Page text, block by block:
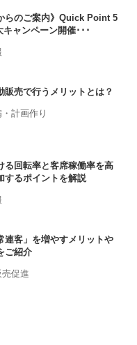
らのご案内》Quick Point 5
キャンペーン開催･･･
販売で行うメリットとは？
計画作り
る回転率と客席稼働率を高
するポイントを解説
連客」を増やすメリットや
ご紹介
促進